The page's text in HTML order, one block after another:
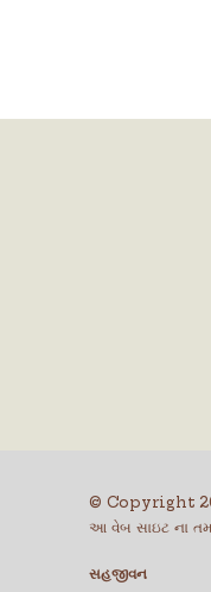
© Copyright
આ વેબ સાઇટ ના
સહજીવન